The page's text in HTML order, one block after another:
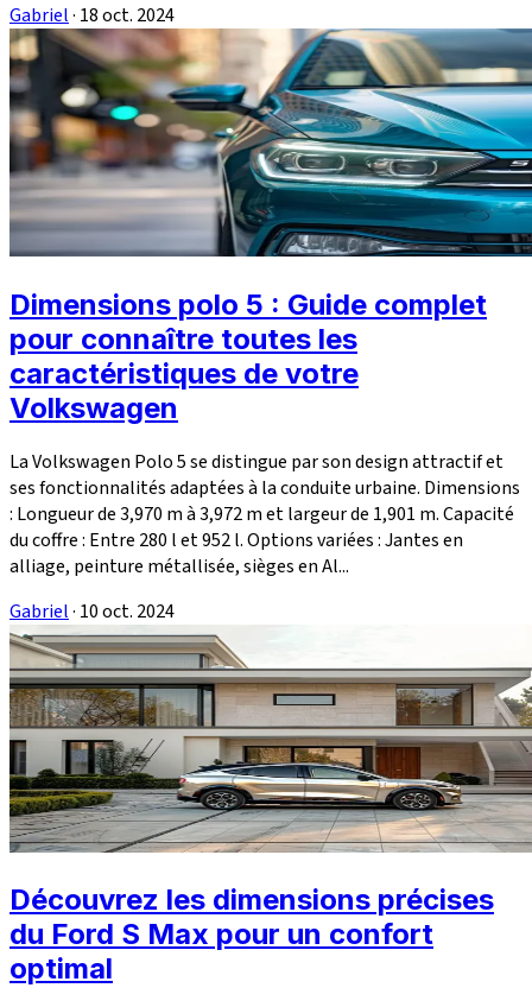
Gabriel· 18 oct. 2024
Dimensions polo 5 : Guide complet
pour connaître toutes les
caractéristiques de votre
Volkswagen
La Volkswagen Polo 5 se distingue par son design attractif et
ses fonctionnalités adaptées à la conduite urbaine. Dimensions
: Longueur de 3,970 m à 3,972 m et largeur de 1,901 m. Capacité
du coffre : Entre 280 l et 952 l. Options variées : Jantes en
alliage, peinture métallisée, sièges en Al...
Gabriel· 10 oct. 2024
Découvrez les dimensions précises
du Ford S Max pour un confort
optimal